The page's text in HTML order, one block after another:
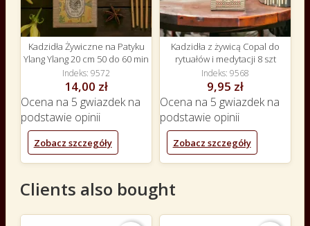
Kadzidła Żywiczne na Patyku
Ylang Ylang 20 cm 50 do 60 min
Indeks 9572
14,00 zł
Ocena na 5 gwiazdek na
podstawie opinii
Zobacz szczegóły
Kadzidła z żywicą Copal do
rytuałów i medytacji 8 szt
Indeks 9568
9,95 zł
Ocena na 5 gwiazdek na
podstawie opinii
Zobacz szczegóły
Clients also bought